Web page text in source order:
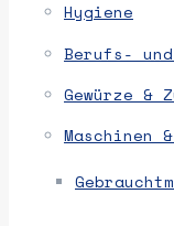
Hygiene
Berufs-
Gewürze &
Maschinen